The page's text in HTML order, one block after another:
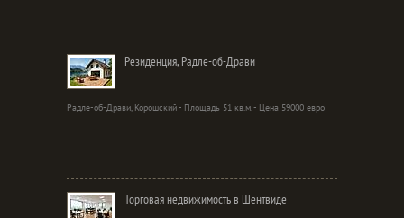
Резиденция, Радле-об-Драви
Радле-об-Драви, Корошский - Площадь 51 кв.м. - Цена 59000 евро
Торговая недвижимость в Шентвиде